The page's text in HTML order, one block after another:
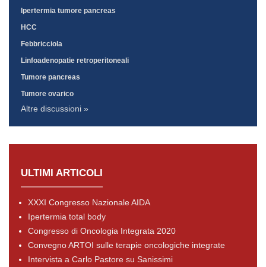
Ipertermia tumore pancreas
HCC
Febbricciola
Linfoadenopatie retroperitoneali
Tumore pancreas
Tumore ovarico
Altre discussioni »
ULTIMI ARTICOLI
XXXI Congresso Nazionale AIDA
Ipertermia total body
Congresso di Oncologia Integrata 2020
Convegno ARTOI sulle terapie oncologiche integrate
Intervista a Carlo Pastore su Sanissimi